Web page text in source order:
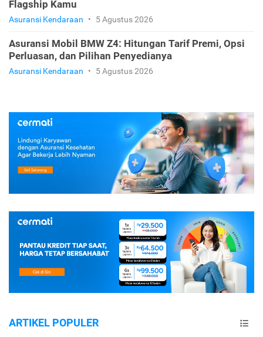
Flagship Kamu
Asuransi Kendaraan • 5 Agustus 2026
Asuransi Mobil BMW Z4: Hitungan Tarif Premi, Opsi
Perluasan, dan Pilihan Penyedianya
Asuransi Kendaraan • 5 Agustus 2026
ARTIKEL POPULER